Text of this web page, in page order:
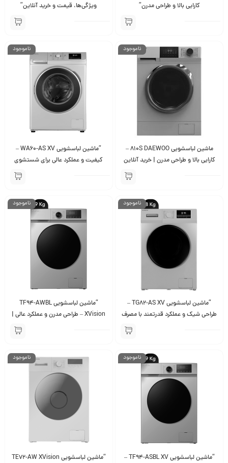
کارایی بالا و طراحی مدرن”
ویژگی‌ها، قیمت و خرید آنلاین”
ناموجود
ماشین لباسشویی 810S DAEWOO –
کارایی بالا و طراحی مدرن | خرید آنلاین
ناموجود
“ماشین لباسشویی WA60-AS XV –
کیفیت و عملکرد عالی برای شستشوی
ناموجود
“ماشین لباسشویی TG82-AS XV –
طراحی شیک و عملکرد قدرتمند با مصرف
ناموجود
“ماشین لباسشویی TF94-AWBL
XVision – طراحی مدرن و عملکرد عالی |
ناموجود
“ماشین لباسشویی TF94-ASBL XV –
ناموجود
“ماشین لباسشویی TE72-AW XVision